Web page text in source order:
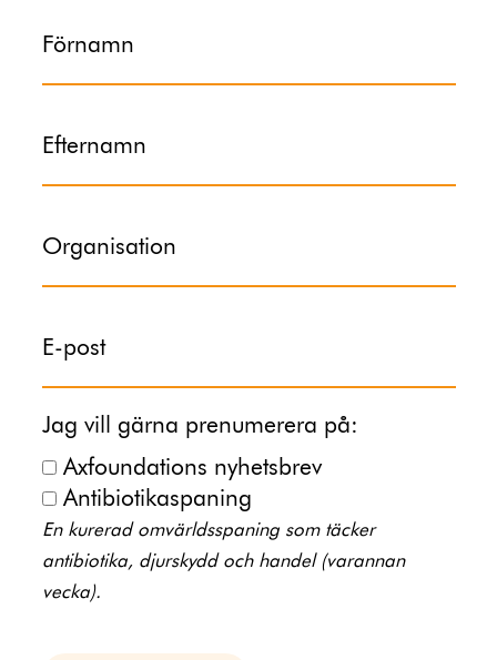
Förnamn
Efternamn
Organisation
E-post
Jag vill gärna prenumerera på:
Axfoundations nyhetsbrev
Antibiotikaspaning
En kurerad omvärldsspaning som täcker
antibiotika, djurskydd och handel (varannan
vecka).